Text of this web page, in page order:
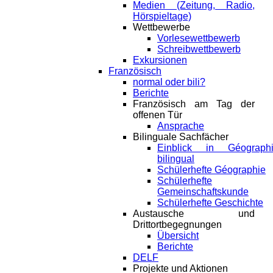
Medien (Zeitung, Radio,
Hörspieltage)
Wettbewerbe
Vorlesewettbewerb
Schreibwettbewerb
Exkursionen
Französisch
normal oder bili?
Berichte
Französisch am Tag der
offenen Tür
Ansprache
Bilinguale Sachfächer
Einblick in
bilingual
Schülerhefte Géographie
Schülerhefte
Gemeinschaftskunde
Schülerhefte Geschichte
Austausche und
Drittortbegegnungen
Übersicht
Berichte
DELF
Projekte und Aktionen